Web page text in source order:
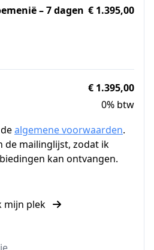
– 7 dagen € 1.395,00
€ 1.395,00
0% btw
algemene voorwaarden.
de mailinglijst, zodat ik
kan ontvangen.
mijn plek